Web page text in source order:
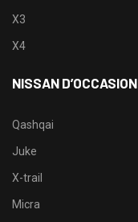
X3
X4
NISSAN D’OCCASION
Qashqai
Juke
X-trail
Micra